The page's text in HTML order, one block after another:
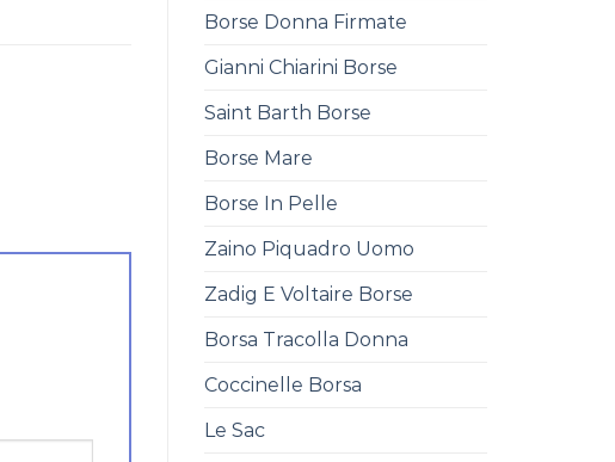
Borse Donna Firmate
Gianni Chiarini Borse
Saint Barth Borse
Borse Mare
Borse In Pelle
Zaino Piquadro Uomo
Zadig E Voltaire Borse
Borsa Tracolla Donna
Coccinelle Borsa
Le Sac